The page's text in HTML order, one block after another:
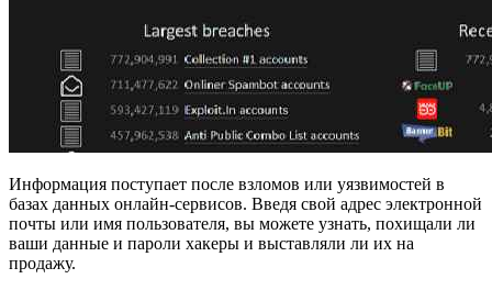
Информация поступает после взломов или уязвимостей в
базах данных онлайн-сервисов. Введя свой адрес электронной
почты или имя пользователя, вы можете узнать, похищали ли
ваши данные и пароли хакеры и выставляли ли их на
продажу.